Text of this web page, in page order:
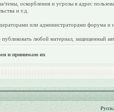
оскорбления и угрозы в адрес
и т.д.
или администраторами форума и
любой материал, защищенный
и принимаю их